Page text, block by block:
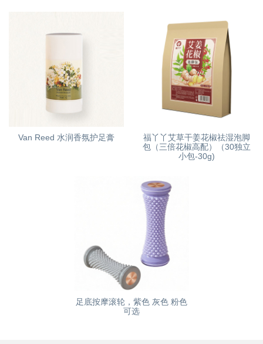
Van Reed 水润香氛护足膏
福丫丫艾草干姜花椒祛湿泡脚
包（三倍花椒高配）（30独立
小包-30g)
足底按摩滚轮，紫色 灰色 粉色
可选